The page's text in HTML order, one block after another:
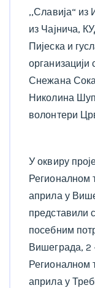
,,Славија“ из
из Чајнича,
Пијеска и
Снежана
Николина
волонтери
У оквиру
Регионалном
априла у
представили
посебним
Вишеграда, 2
Регионалном
априла у